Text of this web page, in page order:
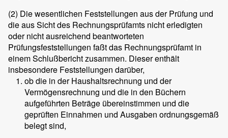
(2) Die wesentlichen Feststellungen aus der Prüfung und
die aus Sicht des Rechnungsprüfamts nicht erledigten
oder nicht ausreichend beantworteten
Prüfungsfeststellungen faßt das Rechnungsprüfamt in
einem Schlußbericht zusammen. Dieser enthält
insbesondere Feststellungen darüber,
ob die in der Haushaltsrechnung und der
Vermögensrechnung und die in den Büchern
aufgeführten Beträge übereinstimmen und die
geprüften Einnahmen und Ausgaben ordnungsgemäß
belegt sind,